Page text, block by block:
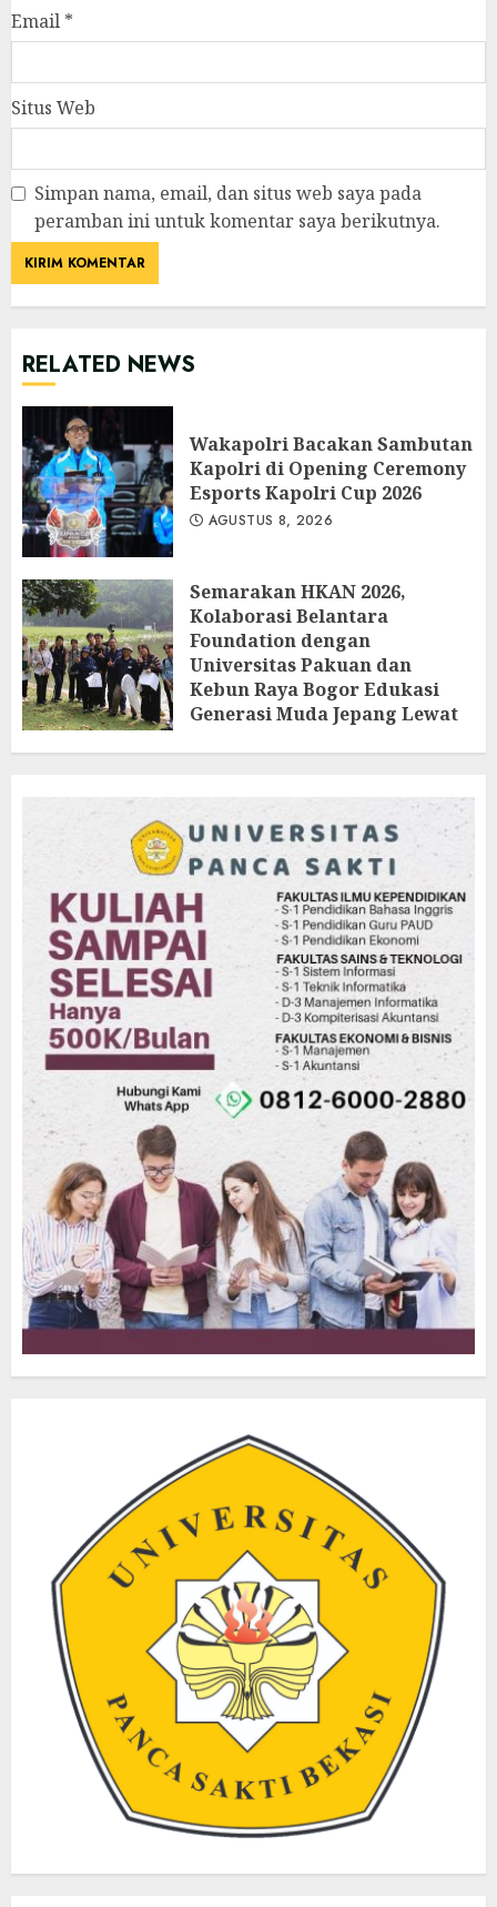
Email *
Situs Web
Simpan nama, email, dan situs web saya pada
peramban ini untuk komentar saya berikutnya.
RELATED NEWS
Wakapolri Bacakan Sambutan
Kapolri di Opening Ceremony
Esports Kapolri Cup 2026
AGUSTUS 8, 2026
Semarakan HKAN 2026,
Kolaborasi Belantara
Foundation dengan
Universitas Pakuan dan
Kebun Raya Bogor Edukasi
Generasi Muda Jepang Lewat